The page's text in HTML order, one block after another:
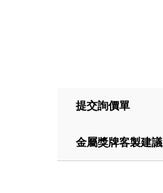
提交詢價單
金屬獎牌客製建議